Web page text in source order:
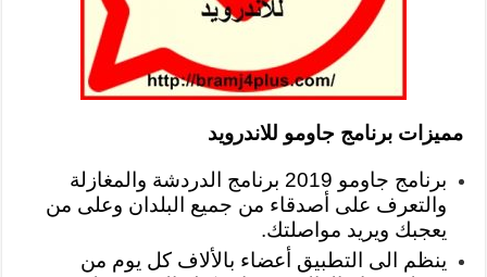
مميزات برنامج جاومو للاندرويد
برنامج جاومو 2019 برنامج الدردشة والمغازلة
والتعرف على أصدقاء من جميع البلدان وعلى من
يعجبك ويريد مواصلتك.
ينظم الى التطبيق أعضاء بالألاف كل يوم من